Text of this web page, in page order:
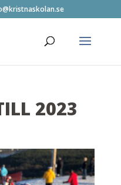
2023